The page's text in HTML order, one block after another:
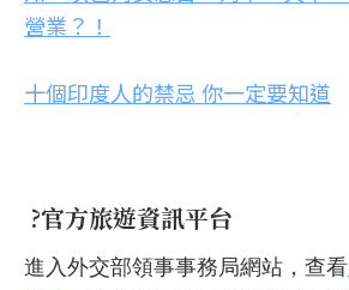
營業？！
十個印度人的禁忌 你一定要知道
?官方旅遊資訊平台
進入外交部領事事務局網站，查看